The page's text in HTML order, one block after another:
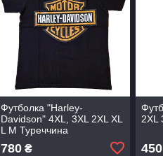
Футболка "Harley-
Davidson" 4XL, 3XL 2XL XL
L M Туреччина
780₴
2XL
450